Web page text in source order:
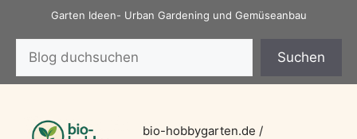
springen
Garten Ideen- Urban Gardening und Gemüseanbau
Suchen
bio-hobbygarten.de /